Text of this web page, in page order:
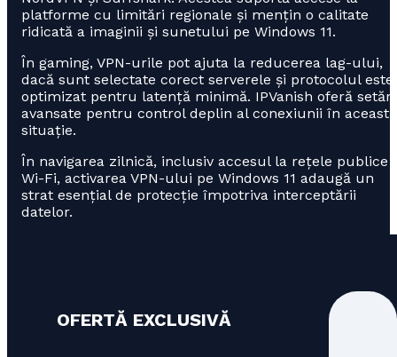
platforme cu limitări regionale și mențin o calitate
ridicată a imaginii și sunetului pe Windows 11.
În gaming, VPN-urile pot ajuta la reducerea lag-ului,
dacă sunt selectate corect serverele și protocolul este
optimizat pentru latență minimă. IPVanish oferă setări
avansate pentru control deplin al conexiunii în această
situație.
În navigarea zilnică, inclusiv accesul la rețele publice
Wi-Fi, activarea VPN-ului pe Windows 11 adaugă un
strat esențial de protecție împotriva interceptării
datelor.
OFERTĂ EXCLUSIVĂ